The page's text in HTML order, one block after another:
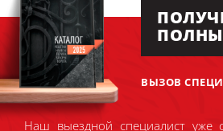
ВЫЗОВ
Наш выездной специалист уже